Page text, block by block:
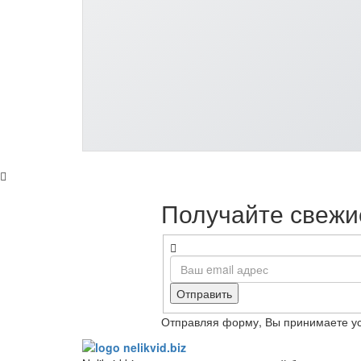
Получайте
Отправить
Отправляя форму, Вы принимаете